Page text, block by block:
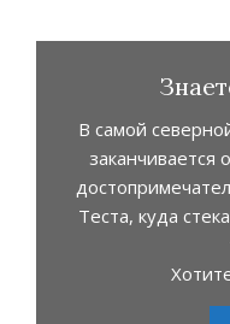
В самой
заканчивается
Теста, куда